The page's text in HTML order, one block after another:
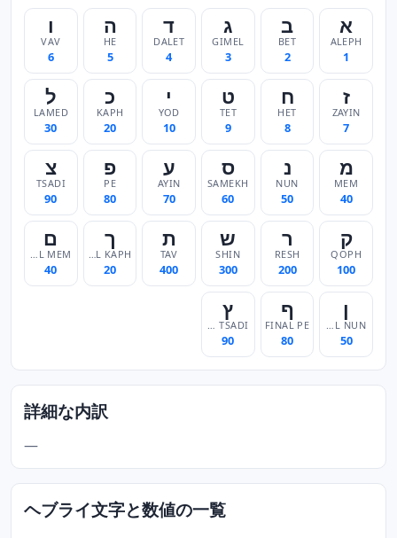
א
ALEPH
1
ב
BET
2
ג
GIMEL
3
ד
DALET
4
ה
HE
5
ו
VAV
6
ז
ZAYIN
7
ח
HET
8
ט
TET
9
י
YOD
10
כ
KAPH
20
ל
LAMED
30
מ
MEM
40
נ
NUN
50
ס
SAMEKH
60
ע
AYIN
70
פ
PE
80
צ
TSADI
90
ק
QOPH
100
ר
RESH
200
ש
SHIN
300
ת
TAV
400
ך
FINAL KAPH
20
ם
FINAL MEM
40
ן
FINAL NUN
50
ף
FINAL PE
80
ץ
FINAL TSADI
90
詳細な内訳
—
ヘブライ文字と数値の一覧